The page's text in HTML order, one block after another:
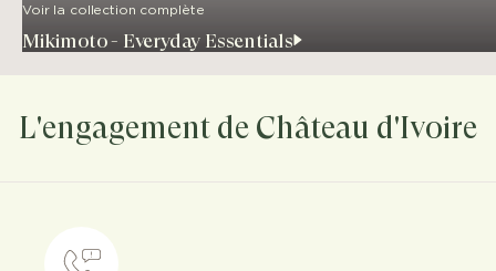
Voir la collection complète
Mikimoto - Everyday Essentials
L'engagement de Château d'Ivoire